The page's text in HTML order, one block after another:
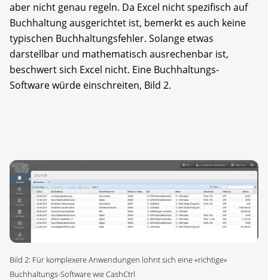
aber nicht genau regeln. Da Excel nicht spezifisch auf
Buchhaltung ausgerichtet ist, bemerkt es auch keine
typischen Buchhaltungsfehler. Solange etwas
darstellbar und mathematisch ausrechenbar ist,
beschwert sich Excel nicht. Eine Buchhaltungs-
Software würde einschreiten, Bild 2.
Bild 2: Für komplexere Anwendungen lohnt sich eine «richtige»
Buchhaltungs-Software wie CashCtrl